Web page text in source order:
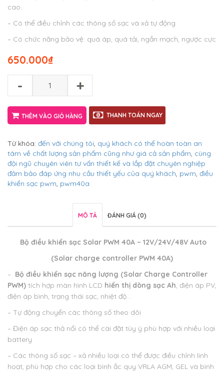
cao.
– Có thể điều chỉnh các thông số sạc và xả tự động
– Có chức năng bảo vệ: quá áp, quá tải, ngắn mạch, ngược cực
₫
650.000
- +
THÊM VÀO GIỎ HÀNG THANH TOÁN NGAY
Từ khóa: đến với chúng tôi, quý khách có thể hoàn toàn an
tâm về chất lượng sản phẩm cũng như giá cả sản phẩm, cùng
đội ngũ chuyên viên tư vấn thiết kế và lắp đặt chuyên nghiệp
đảm bảo đáp ứng nhu cầu thiết yếu của quý khách, pwm, điều
khiển sạc pwm, pwm40a
MÔ TẢ ĐÁNH GIÁ (0)
Bộ điều khiển sạc Solar PWM 40A – 12V/24V/48V Auto
(Solar charge controller PWM 40A)
– Bộ điều khiển sạc năng lượng (Solar Charge Controller
PWM) tích hợp màn hình LCD hiển thị dòng sạc Ah, điện áp PV,
điện áp bình, trạng thái sạc, nhiệt độ…
– Tự động chuyển các thông số theo dõi
– Điện áp sạc thả nổi có thể cài đặt tùy ý phù hợp với nhiều loại
battery
– Các thông số sạc – xả nhiều loại có thể được điều chỉnh linh
hoạt, phù hợp cho các loại bình ắc quy VRLA AGM, GEL và bình